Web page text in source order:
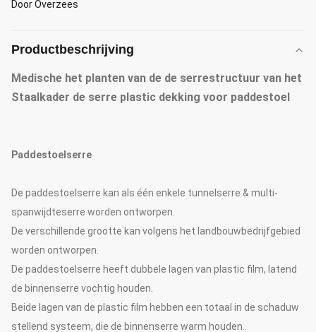
Door Overzees
Productbeschrijving
Medische het planten van de de serrestructuur van het
Staalkader de serre plastic dekking voor paddestoel
Paddestoelserre
De paddestoelserre kan als één enkele tunnelserre & multi-
spanwijdteserre worden ontworpen.
De verschillende grootte kan volgens het landbouwbedrijfgebied
worden ontworpen.
De paddestoelserre heeft dubbele lagen van plastic film, latend
de binnenserre vochtig houden.
Beide lagen van de plastic film hebben een totaal in de schaduw
stellend systeem, die de binnenserre warm houden.